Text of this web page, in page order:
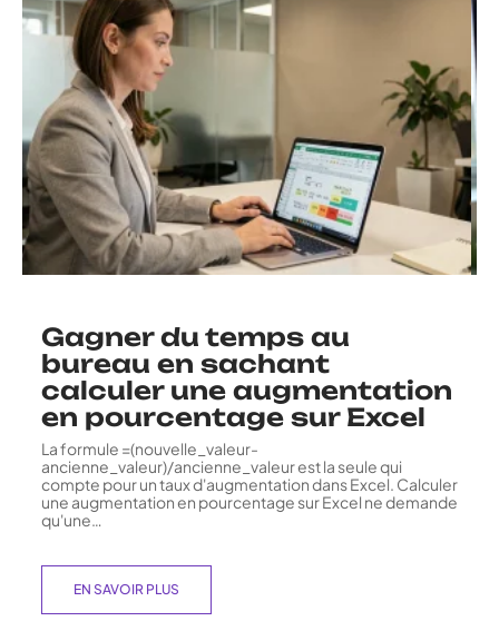
Gagner du temps au
bureau en sachant
calculer une augmentation
en pourcentage sur Excel
La formule =(nouvelle_valeur-
ancienne_valeur)/ancienne_valeur est la seule qui
compte pour un taux d'augmentation dans Excel. Calculer
une augmentation en pourcentage sur Excel ne demande
qu'une…
EN SAVOIR PLUS